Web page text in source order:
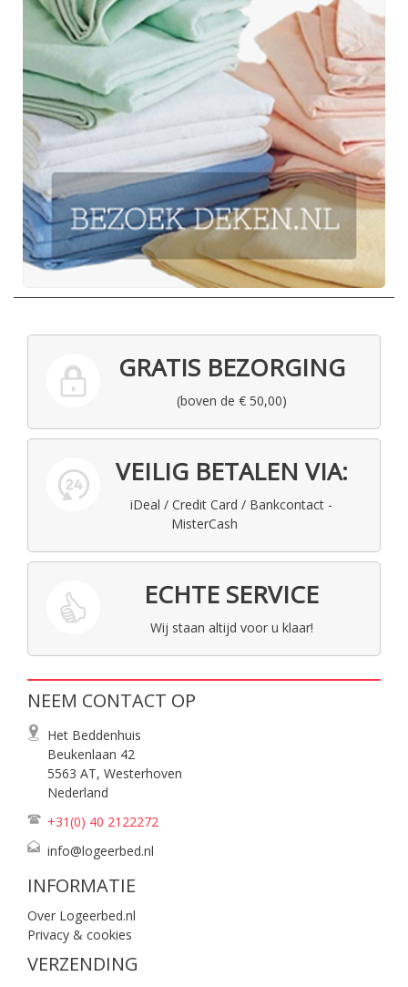
GRATIS BEZORGING
(boven de € 50,00)
VEILIG BETALEN VIA:
iDeal / Credit Card / Bankcontact -
MisterCash
ECHTE SERVICE
Wij staan altijd voor u klaar!
NEEM CONTACT OP
Het Beddenhuis
Beukenlaan 42
5563 AT, Westerhoven
Nederland
+31(0) 40 2122272
info@logeerbed.nl
INFORMATIE
Over Logeerbed.nl
Privacy & cookies
VERZENDING